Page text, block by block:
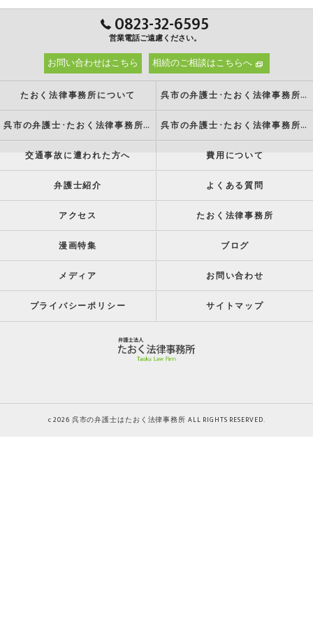
0823-32-6595
営業電話ご遠慮ください。
お問い合わせはこちら 相続のご相談はこちらへ
たおく法律事務所について 呉市の弁護士･たおく法律事務所の強み
呉市の弁護士･たおく法律事務所の特徴 呉市の弁護士･たおく法律事務所の方針
交通事故に遭われた方へ 費用について
弁護士紹介 よくある質問
アクセス たおく法律事務所
漫画特集 ブログ
メディア お問い合わせ
プライバシーポリシー サイトマップ
c 2026 呉市の弁護士はたおく法律事務所 ALL RIGHTS RESERVED.